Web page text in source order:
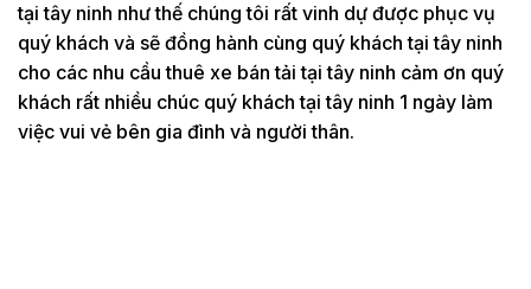
tại tây ninh như thế chúng tôi rất vinh dự được phục vụ
quý khách và sẽ đồng hành cùng quý khách tại tây ninh
cho các nhu cầu thuê xe bán tải tại tây ninh cảm ơn quý
khách rất nhiều chúc quý khách tại tây ninh 1 ngày làm
việc vui vẻ bên gia đình và người thân.